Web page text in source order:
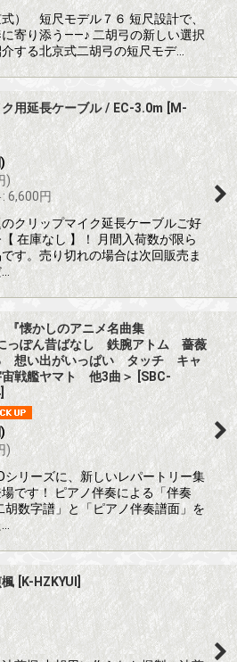
） 短尺モデル７６ 短尺設計で、
寄り添う――♪ 二胡弓の新しい選択
する北京式二胡弓の短尺モデ…
用延長ケーブル / EC-3.0m
M-
)
: 6,600円
クリップマイク延長ケーブルご好
在庫なし 】！ 月間入荷数が限ら
す。売り切れの場合は次回販売ま
懐かしのアニメ名曲集
っぽん昔ばなし 鉄腕アトム 薔薇
想い出がいっぱい タッチ キャ
戦艦ヤマト 他3曲＞ [SBC-
)
シリーズに、新しいレパートリー集
です！ ピアノ伴奏による「伴奏
胡数字譜」と「ピアノ伴奏譜面」を
…
K-HZKYUI